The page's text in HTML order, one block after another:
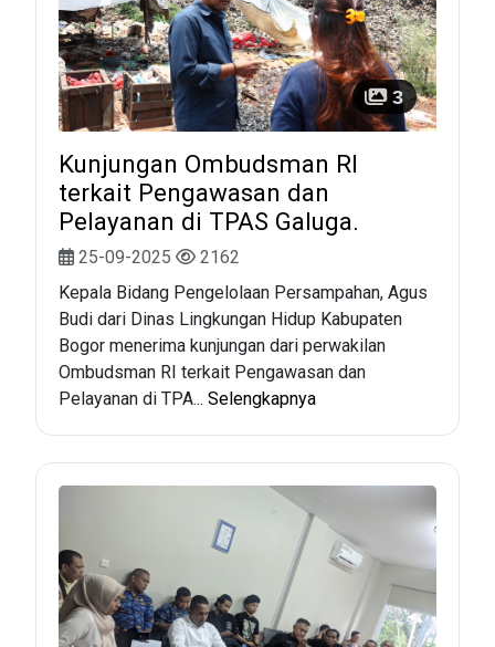
3
Kunjungan Ombudsman RI
terkait Pengawasan dan
Pelayanan di TPAS Galuga.
25-09-2025
2162
Kepala Bidang Pengelolaan Persampahan, Agus
Budi dari Dinas Lingkungan Hidup Kabupaten
Bogor menerima kunjungan dari perwakilan
Ombudsman RI terkait Pengawasan dan
Pelayanan di TPA... Selengkapnya